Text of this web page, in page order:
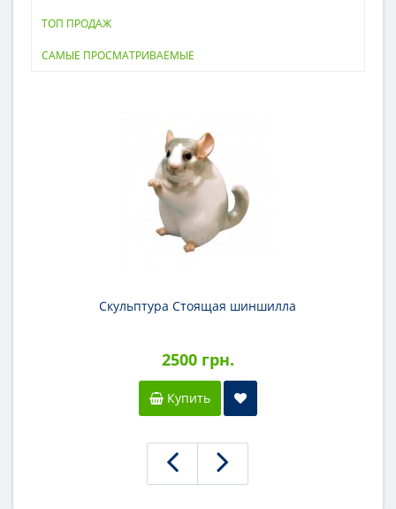
ТОП ПРОДАЖ
САМЫЕ ПРОСМАТРИВАЕМЫЕ
Скульптура Стоящая шиншилла
2500 грн.
Купить